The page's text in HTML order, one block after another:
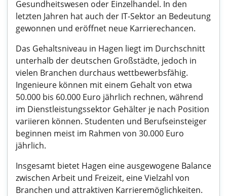
Gesundheitswesen oder Einzelhandel. In den
letzten Jahren hat auch der IT-Sektor an Bedeutung
gewonnen und eröffnet neue Karrierechancen.
Das Gehaltsniveau in Hagen liegt im Durchschnitt
unterhalb der deutschen Großstädte, jedoch in
vielen Branchen durchaus wettbewerbsfähig.
Ingenieure können mit einem Gehalt von etwa
50.000 bis 60.000 Euro jährlich rechnen, während
im Dienstleistungssektor Gehälter je nach Position
variieren können. Studenten und Berufseinsteiger
beginnen meist im Rahmen von 30.000 Euro
jährlich.
Insgesamt bietet Hagen eine ausgewogene Balance
zwischen Arbeit und Freizeit, eine Vielzahl von
Branchen und attraktiven Karrieremöglichkeiten.